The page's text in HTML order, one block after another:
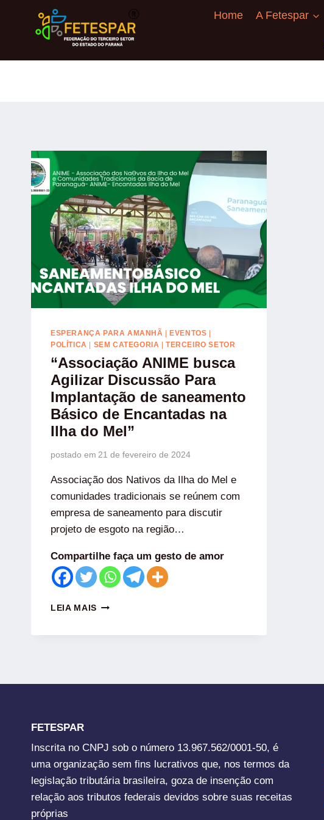
Home A Fetespar
ESPERANÇA PARA AMANHÃ EVENTOS
POLÍTICA
SEM CATEGORIA |TERCEIRO SETOR
“Associação ANIME busca
Agilizar Discussão Para
Implantação de saneamento
Básico de Encantadas na
Ilha do Mel”
postado em 21 de fevereiro de 2024
Associação dos Nativos da Ilha do Mel e
comunidades tradicionais se reúnem com
empresa de saneamento para discutir
projeto de esgoto na região…
Compartilhe faça um gesto de amor
LEIA MAIS
FETESPAR
Inscrita no CNPJ sob o número 13.967.562/0001-50, é
uma organização sem fins lucrativos que, nos termos da
legislação tributária brasileira, goza de insenção com
relação aos tributos federais devidos sobre suas receitas
próprias